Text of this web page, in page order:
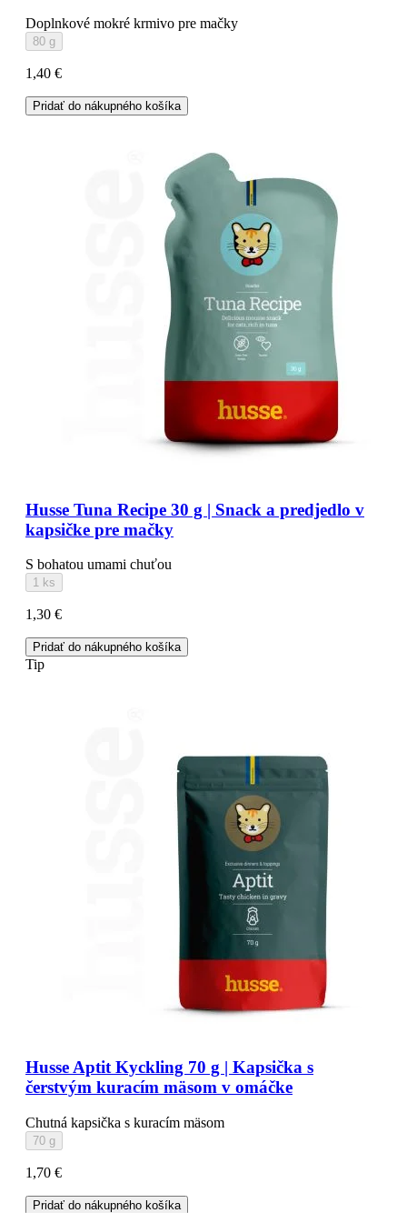
Doplnkové mokré krmivo pre mačky
80 g
1,40 €
Pridať do nákupného košíka
Husse Tuna Recipe 30 g | Snack a predjedlo v
kapsičke pre mačky
S bohatou umami chuťou
1 ks
1,30 €
Pridať do nákupného košíka
Tip
Husse Aptit Kyckling 70 g | Kapsička s
čerstvým kuracím mäsom v omáčke
Chutná kapsička s kuracím mäsom
70 g
1,70 €
Pridať do nákupného košíka